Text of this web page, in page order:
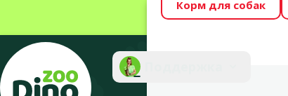
Весь
Корм для собак